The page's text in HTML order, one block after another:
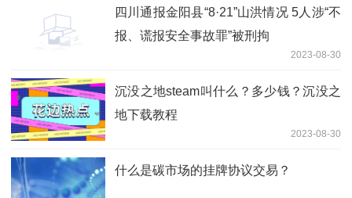
四川通报金阳县“8·21”山洪情况 5人涉“不
报、谎报安全事故罪”被刑拘
2023-08-30
沉没之地steam叫什么？多少钱？沉没之
地下载教程
2023-08-30
什么是碳市场的挂牌协议交易？